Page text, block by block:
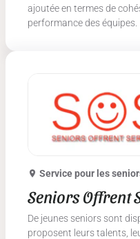
ajoutée en termes de
performance des équipes.
Service pour les
Seniors Offrent
De jeunes seniors sont
proposent leurs talents,